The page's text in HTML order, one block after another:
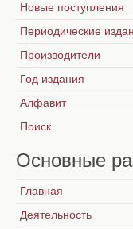
Новые поступления
Периодические
Производители
Год издания
Алфавит
Поиск
Основные
Главная
Деятельность